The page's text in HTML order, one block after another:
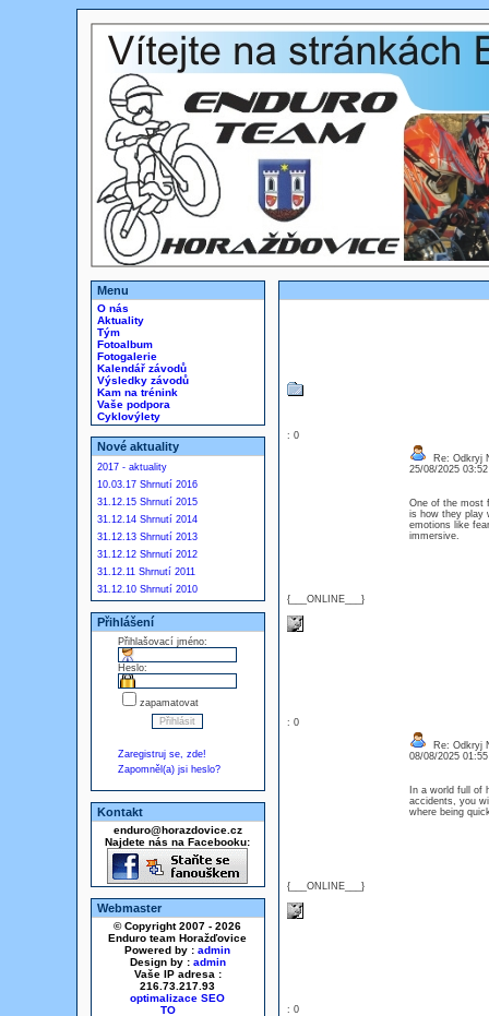
Menu
O nás
Aktuality
Tým
Fotoalbum
Fotogalerie
Kalendář závodů
Výsledky závodů
Kam na trénink
Vaše podpora
Cyklovýlety
Nové aktuality
2017 - aktuality
10.03.17 Shrnutí 2016
31.12.15 Shrnutí 2015
31.12.14 Shrnutí 2014
31.12.13 Shrnutí 2013
31.12.12 Shrnutí 2012
31.12.11 Shrnutí 2011
31.12.10 Shrnutí 2010
Přihlášení
Přihlašovací jméno:
Heslo:
zapamatovat
Zaregistruj se, zde!
Zapomněl(a) jsi heslo?
Kontakt
enduro@horazdovice.cz
Najdete nás na Facebooku:
Webmaster
© Copyright 2007 - 2026
Enduro team Horažďovice
Powered by : admin
Design by : admin
Vaše IP adresa :
216.73.217.93
optimalizace SEO
: 0
{___ONLINE___}
Re: Odkryj
25/08/2025
One of the most
is how they play
emotions like
immersive.
: 0
{___ONLINE___}
Re: Odkryj
08/08/2025
In a world full of
accidents, you
where being
: 0